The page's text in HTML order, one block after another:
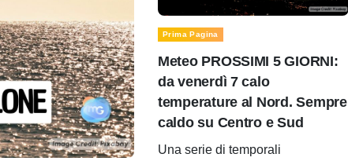
Prima Pagina
Meteo PROSSIMI 5 GIORNI:
da venerdì 7 calo
temperature al Nord. Sempre
caldo su Centro e Sud
Una serie di temporali